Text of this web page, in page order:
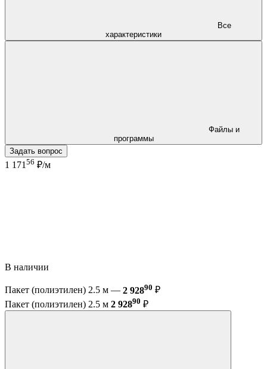
характеристики
программы
Задать вопрос
1 171 56 ₽/м
В наличии
Пакет (полиэтилен) 2.5 м — 2 92890 ₽
Пакет (полиэтилен) 2.5 м 2 92890 ₽